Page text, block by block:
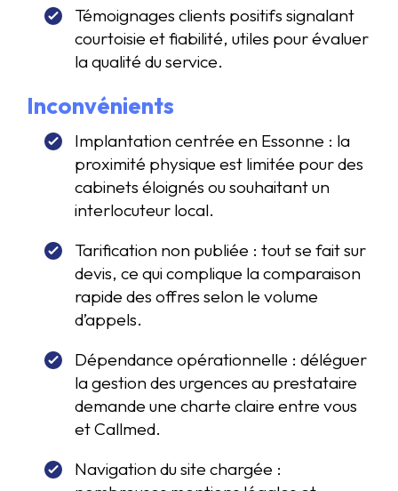
Témoignages clients positifs signalant
courtoisie et fiabilité, utiles pour évaluer
la qualité du service.
Inconvénients
Implantation centrée en Essonne : la
proximité physique est limitée pour des
cabinets éloignés ou souhaitant un
interlocuteur local.
Tarification non publiée : tout se fait sur
devis, ce qui complique la comparaison
rapide des offres selon le volume
d’appels.
Dépendance opérationnelle : déléguer
la gestion des urgences au prestataire
demande une charte claire entre vous
et Callmed.
Navigation du site chargée :